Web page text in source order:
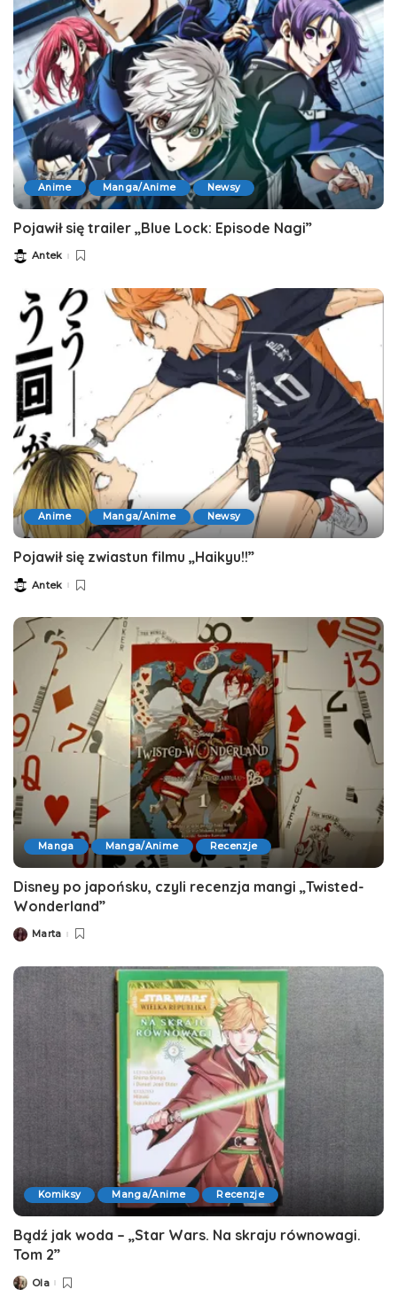
Anime Manga/Anime Newsy
Pojawił się trailer „Blue Lock: Episode Nagi”
Posted
Antek
Anime Manga/Anime Newsy
Pojawił się zwiastun filmu „Haikyu!!”
Posted
Antek
Manga Manga/Anime Recenzje
Disney po japońsku, czyli recenzja mangi „Twisted-
Wonderland”
Posted
Marta
Komiksy Manga/Anime Recenzje
Bądź jak woda – „Star Wars. Na skraju równowagi.
Tom 2”
Posted
Ola